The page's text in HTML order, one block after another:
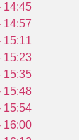
14:45 - סמי הכבאי 6
14:57 - מולי וצומי פרקים חדשים!
15:11 - קודי קא-פאו
15:23 - הלו קיטי - סופר סטייל! חדש!
15:35 - האחים הבנאים וסדנת החלומות חדש!
15:48 - סימון
15:54 - סימון סופר ארנב
16:00 - חבובוטים סדרה חדשה!